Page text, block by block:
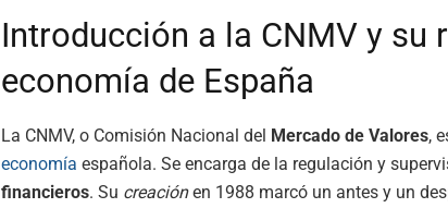
Introducción a la CNMV y su
economía de España
La CNMV, o Comisión Nacional del Mercado de Valores,
economía española. Se encarga de la regulación y
financieros. Su creaciónen 1988 marcó un antes y un